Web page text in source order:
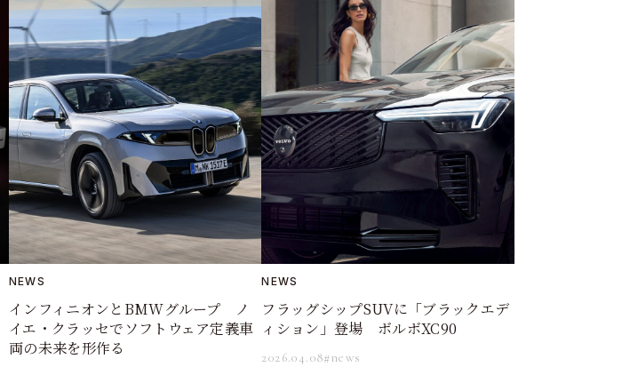
NEWS
インフィニオンとBMWグループ ノ
イエ・クラッセでソフトウェア定義車
両の未来を形作る
NEWS
フラッグシップSUVに「ブラックエデ
ィション」登場 ボルボXC90
2026.04.08#news